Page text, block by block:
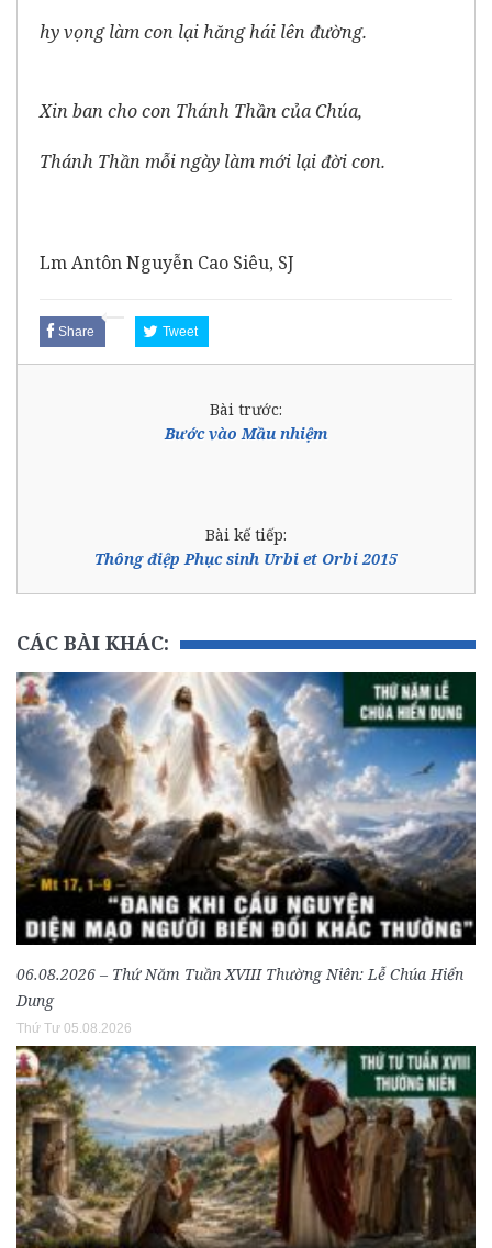
hy vọng làm con lại hăng hái lên đường.
Xin ban cho con Thánh Thần của Chúa,
Thánh Thần mỗi ngày làm mới lại đời con.
Lm Antôn Nguyễn Cao Siêu, SJ
Share Tweet
Bài trước:
Bước vào Mầu nhiệm
Bài kế tiếp:
Thông điệp Phục sinh Urbi et Orbi 2015
CÁC BÀI KHÁC:
06.08.2026 – Thứ Năm Tuần XVIII Thường Niên: Lễ Chúa Hiển
Dung
Thứ Tư 05.08.2026